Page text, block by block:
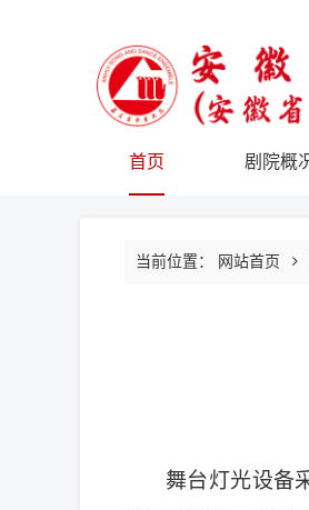
首页 剧院概
当前位置： 网站首页
舞台灯光设备